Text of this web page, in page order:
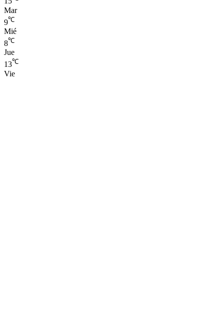
Mar
9℃
Mié
8℃
Jue
13℃
Vie